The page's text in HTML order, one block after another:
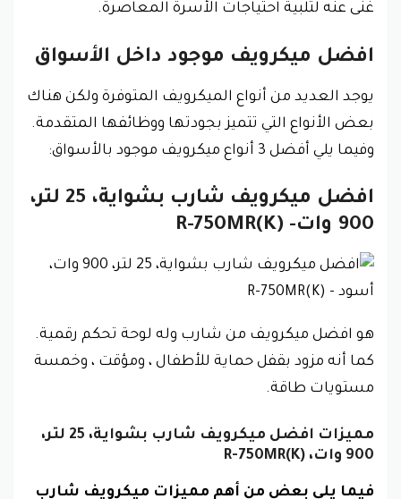
غنى عنه لتلبية احتياجات الأسرة المعاصرة.
افضل ميكرويف موجود داخل الأسواق
يوجد العديد من أنواع الميكرويف المتوفرة ولكن هناك
بعض الأنواع التي تتميز بجودتها ووظائفها المتقدمة.
وفيما يلي أفضل 3 أنواع ميكرويف موجود بالأسواق:
افضل ميكرويف شارب بشواية، 25 لتر،
900 وات- R-750MR(K)
هو افضل ميكرويف من شارب وله لوحة تحكم رقمية.
كما أنه مزود بقفل حماية للأطفال ، ومؤقت ، وخمسة
مستويات طاقة.
مميزات افضل ميكرويف شارب بشواية، 25 لتر،
900 وات، R-750MR(K)
فيما يلي بعض من أهم مميزات ميكرويف شارب